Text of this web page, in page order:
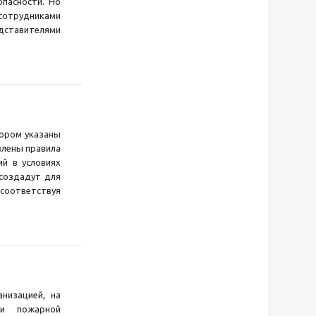
указаны
правила
в условиях
для
на
пожарной